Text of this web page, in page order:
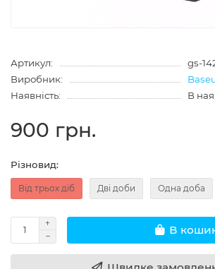
Артикул:
gs-
Виробник:
Наявність:
В
900 грн.
Різновид:
Від трьох діб Дві доби Одна доба
В